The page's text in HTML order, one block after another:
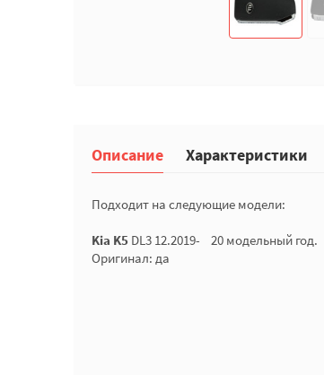
Описание Характеристики
Подходит на следующие модели:
Kia K5 DL3 12.2019- 20 модельный год.
Оригинал: да